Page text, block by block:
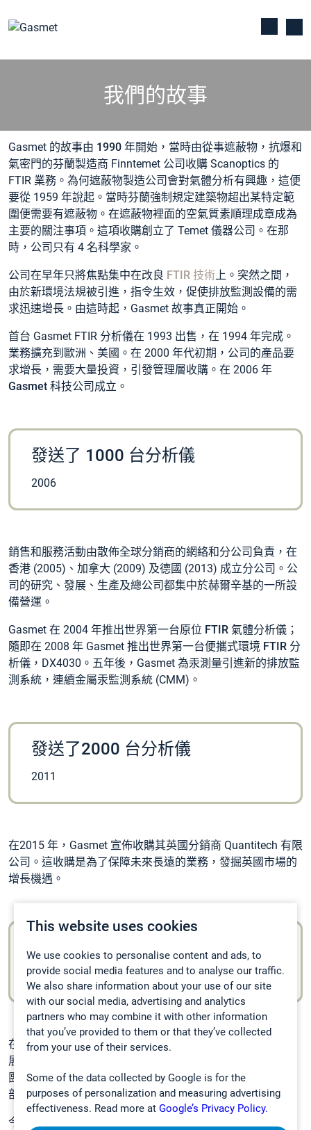
This website uses cookies
We use cookies to personalise content and ads, to
provide social media features and to analyse our traffic.
We also share information about your use of our site
with our social media, advertising and analytics
partners who may combine it with other information
that you’ve provided to them or that they’ve collected
from your use of their services.
Some of the data collected by Google is for the
purposes of personalization and measuring advertising
effectiveness. Read more at Google’s Privacy Policy.
我們的故事
Gasmet 的故事由 1990 年開始，當時由從事遮蔽物，抗爆和
氣密門的芬蘭製造商 Finntemet 公司收購 Scanoptics 的
FTIR 業務。為何遮蔽物製造公司會對氣體分析有興趣，這便
要從 1959 年說起。當時芬蘭強制規定建築物超出某特定範
圍便需要有遮蔽物。在遮蔽物裡面的空氣質素順理成章成為
主要的關注事項。這項收購創立了 Temet 儀器公司。在那
時，公司只有 4 名科學家。
公司在早年只將焦點集中在改良 FTIR 技術上。突然之間，
由於新環境法規被引進，指令生效，促使排放監測設備的需
求迅速增長。由這時起，Gasmet 故事真正開始。
首台 Gasmet FTIR 分析儀在 1993 出售，在 1994 年完成。
業務擴充到歐洲、美國。在 2000 年代初期，公司的產品要
求增長，需要大量投資，引發管理層收購。在 2006 年
Gasmet 科技公司 成立。
發送了 1000 台分析儀
2006
銷售和服務活動由散佈全球分銷商的網絡和分公司負責，在
香港 (2005)、 加拿大 (2009) 及德國 (2013) 成立分公司。公
司的研究、發展、生產及總公司都集中於赫爾辛基的一所設
備營運。
Gasmet 在 2004 年推出世界第一台原位 FTIR 氣體分析儀 ；
隨即在 2008 年 Gasmet 推出世界第一台便攜式環境 FTIR 分
析儀 ，DX4030。五年後，Gasmet 為汞測量引進新的排放監
測系統， 連續金屬汞監測系統 (CMM)。
發送了2000 台分析儀
2011
在2015 年，Gasmet 宣佈收購其英國分銷商 Quantitech 有限
公司。這收購是為了保障未來長遠的業務，發掘英國市場的
增長機遇。
發送了4000 台分析儀
2017
在 2019 年，我們收購了奧地利監測系統 GmbH，為的是擴
展工業排放監測的解決方案。同年稍後時間，Nederman 集
團收購了 Gasmet ，我們現在是 Nederman 監測及控制技術
部門的其中一部門。
今日，我們因 Gasmet 已向